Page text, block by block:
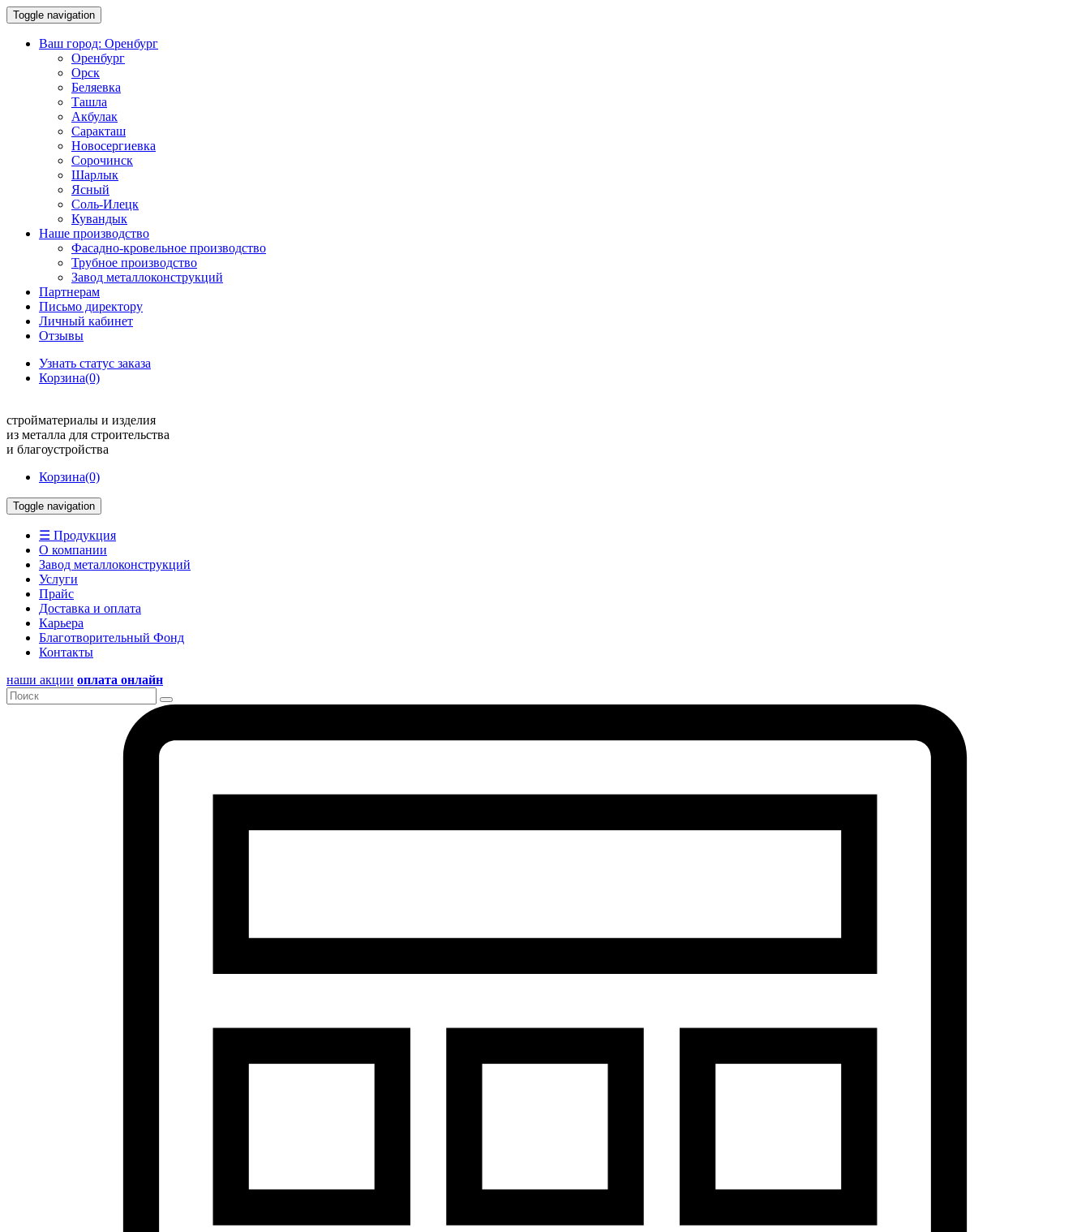
Toggle navigation
Ваш город: Оренбург
Оренбург
Орск
Беляевка
Ташла
Акбулак
Саракташ
Новосергиевка
Сорочинск
Шарлык
Ясный
Соль-Илецк
Кувандык
Наше производство
Фасадно-кровельное производство
Трубное производство
Завод металлоконструкций
Партнерам
Письмо директору
Личный кабинет
Отзывы
Узнать статус заказа
Корзина(0)
стройматериалы и изделия
из металла для строительства
и благоустройства
Корзина(0)
Toggle navigation
☰ Продукция
О компании
Завод металлоконструкций
Услуги
Прайс
Доставка и оплата
Карьера
Благотворительный Фонд
Контакты
наши акции оплата онлайн